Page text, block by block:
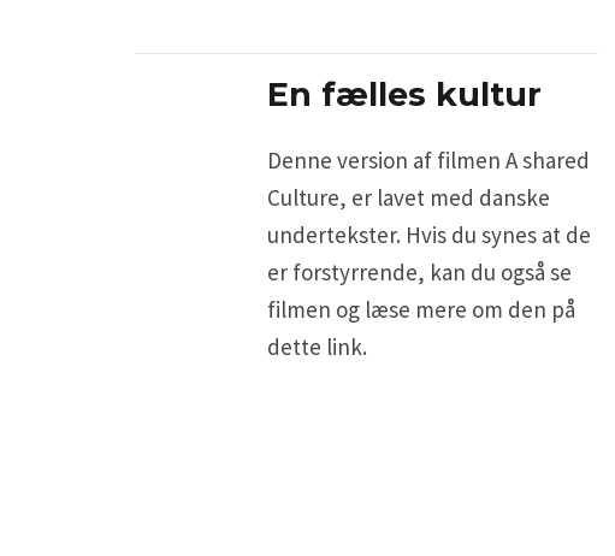
En fælles kultur
Denne version af filmen A shared
Culture, er lavet med danske
undertekster. Hvis du synes at de
er forstyrrende, kan du også se
filmen og læse mere om den på
dette link.